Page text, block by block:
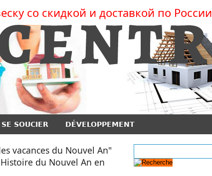
со скидкой и доставкой по России
SE SOUCIER DÉVELOPPEMENT
vacances du Nouvel An"
du Nouvel An en